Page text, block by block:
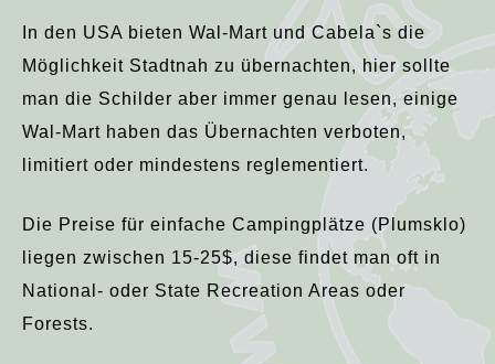
In den USA bieten Wal-Mart und Cabela`s die
Möglichkeit Stadtnah zu übernachten, hier sollte
man die Schilder aber immer genau lesen, einige
Wal-Mart haben das Übernachten verboten,
limitiert oder mindestens reglementiert.
Die Preise für einfache Campingplätze (Plumsklo)
liegen zwischen 15-25$, diese findet man oft in
National- oder State Recreation Areas oder
Forests.